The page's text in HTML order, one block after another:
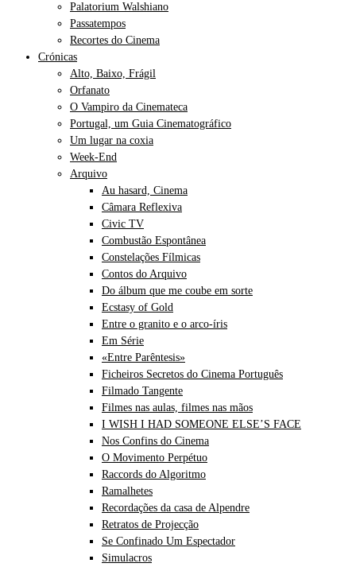
Palatorium Walshiano
Passatempos
Recortes do Cinema
Crónicas
Alto, Baixo, Frágil
Orfanato
O Vampiro da Cinemateca
Portugal, um Guia Cinematográfico
Um lugar na coxia
Week-End
Arquivo
Au hasard, Cinema
Câmara Reflexiva
Civic TV
Combustão Espontânea
Constelações Fílmicas
Contos do Arquivo
Do álbum que me coube em sorte
Ecstasy of Gold
Entre o granito e o arco-íris
Em Série
«Entre Parêntesis»
Ficheiros Secretos do Cinema Português
Filmado Tangente
Filmes nas aulas, filmes nas mãos
I WISH I HAD SOMEONE ELSE’S FACE
Nos Confins do Cinema
O Movimento Perpétuo
Raccords do Algoritmo
Ramalhetes
Recordações da casa de Alpendre
Retratos de Projecção
Se Confinado Um Espectador
Simulacros